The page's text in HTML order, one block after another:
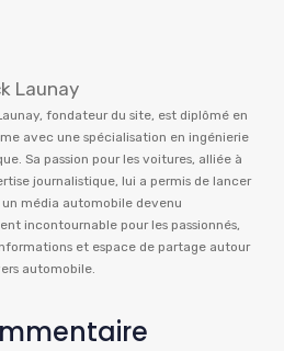
Launay
fondateur du site, est diplômé en
avec une spécialisation en ingénierie
Sa passion pour les voitures, alliée à
journalistique, lui a permis de lancer
un média automobile devenu
incontournable pour les passionnés,
et espace de partage autour
automobile.